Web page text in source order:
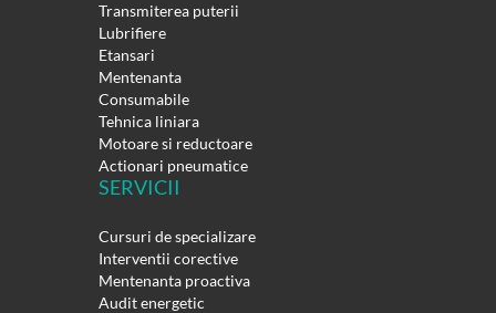
Transmiterea puterii
Lubrifiere
Etansari
Mentenanta
Consumabile
Tehnica liniara
Motoare si reductoare
Actionari pneumatice
SERVICII
Cursuri de specializare
Interventii corective
Mentenanta proactiva
Audit energetic